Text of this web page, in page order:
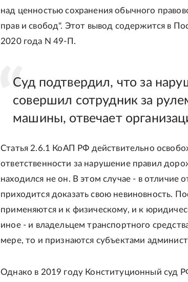
над ценностью сохранения обычного
прав и свобод". Этот вывод содержится в
2020 года N 49-П.
Суд подтвердил, что за
совершил сотрудник за
машины, отвечает
Статья 2.6.1 КоАП РФ действительно
ответственности за нарушение правил
находился не он. В этом случае - в отличие
приходится доказать свою невиновность.
применяются и к физическому, и к
иное - и владельцем транспортного
мере, то и признаются субъектами
Однако в 2019 году Конституционный суд